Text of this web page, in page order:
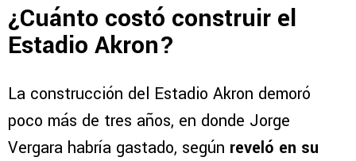
¿Cuánto costó construir el
Estadio Akron?
La construcción del Estadio Akron demoró
poco más de tres años, en donde Jorge
Vergara habría gastado, según reveló en su